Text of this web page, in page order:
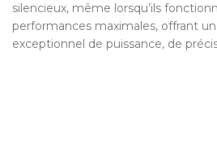
silencieux, même lorsqu’ils
performances maximales, offrant
exceptionnel de puissance, de